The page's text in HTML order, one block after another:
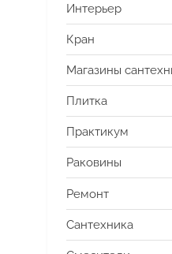
Интерьер
Кран
Магазины
Плитка
Практикум
Раковины
Ремонт
Сантехника